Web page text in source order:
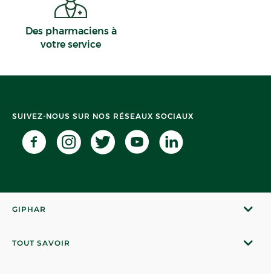
Des pharmaciens à
votre service
SUIVEZ-NOUS SUR NOS RÉSEAUX SOCIAUX
GIPHAR
TOUT SAVOIR